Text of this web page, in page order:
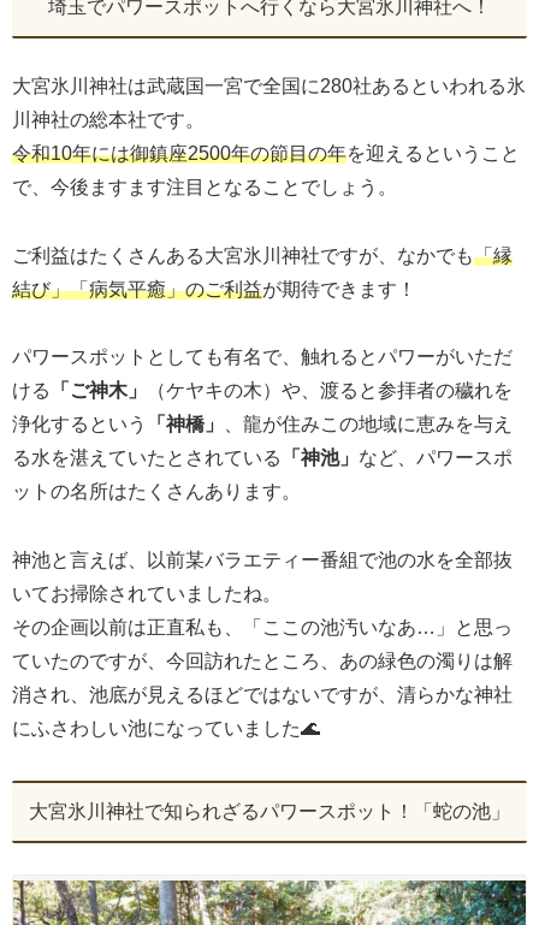
埼玉でパワースポットへ行くなら大宮氷川神社へ！
大宮氷川神社は武蔵国一宮で全国に280社あるといわれる氷
川神社の総本社です。
令和10年には御鎮座2500年の節目の年を迎えるということ
で、今後ますます注目となることでしょう。
ご利益はたくさんある大宮氷川神社ですが、なかでも「縁
結び」「病気平癒」のご利益が期待できます！
パワースポットとしても有名で、触れるとパワーがいただ
ける
「ご神木」
（ケヤキの木）や、渡ると参拝者の穢れを
浄化するという
「神橋」
、龍が住みこの地域に恵みを与え
る水を湛えていたとされている
「神池」 など、パワースポ
ットの名所はたくさんあります。
神池と言えば、以前某バラエティー番組で池の水を全部抜
いてお掃除されていましたね。
その企画以前は正直私も、「ここの池汚いなあ…」と思っ
ていたのですが、今回訪れたところ、あの緑色の濁りは解
消され、池底が見えるほどではないですが、清らかな神社
にふさわしい池になっていました🌊
大宮氷川神社で知られざるパワースポット！「蛇の池」